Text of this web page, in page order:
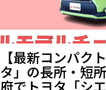
【最新コンパク
タ」の長所・短
府でトヨタ「シ